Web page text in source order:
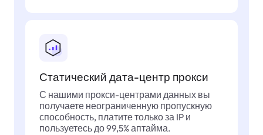
Статический дата-центр прокси
С нашими прокси-центрами данных вы
получаете неограниченную пропускную
способность, платите только за IP и
пользуетесь до 99,5% аптайма.